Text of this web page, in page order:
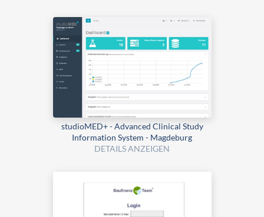
studioMED+ - Advanced Clinical Study
Information System - Magdeburg
DETAILS ANZEIGEN